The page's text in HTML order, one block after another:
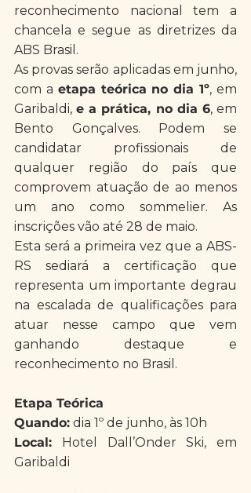
reconhecimento nacional tem a
chancela e segue as diretrizes da
ABS Brasil.
As provas serão aplicadas em junho,
com a etapa teórica no dia 1º, em
Garibaldi, e a prática, no dia 6, em
Bento Gonçalves. Podem se
candidatar profissionais de
qualquer região do país que
comprovem atuação de ao menos
um ano como sommelier. As
inscrições vão até 28 de maio.
Esta será a primeira vez que a ABS-
RS sediará a certificação que
representa um importante degrau
na escalada de qualificações para
atuar nesse campo que vem
ganhando destaque e
reconhecimento no Brasil.
Etapa Teórica
Quando: dia 1º de junho, às 10h
Local: Hotel Dall’Onder Ski, em
Garibaldi